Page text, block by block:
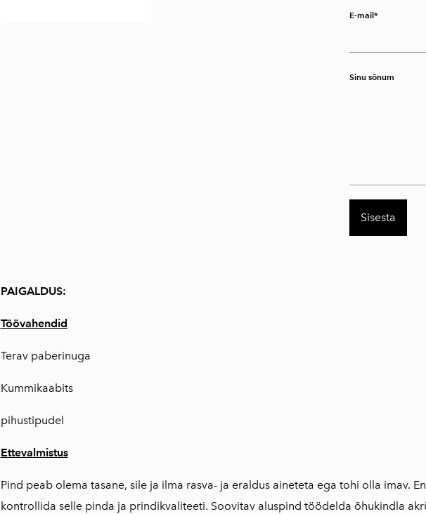
E-mail
Sinu sõnum
PAIGALDUS:
Töövahendid
Terav paberinuga
Kummikaabits
pihustipudel
Ettevalmistus
Pind peab olema tasane, sile ja ilma rasva- ja eraldus aineteta ega tohi olla imav.
kontrollida selle pinda ja prindikvaliteeti. Soovitav aluspind töödelda õhukindla